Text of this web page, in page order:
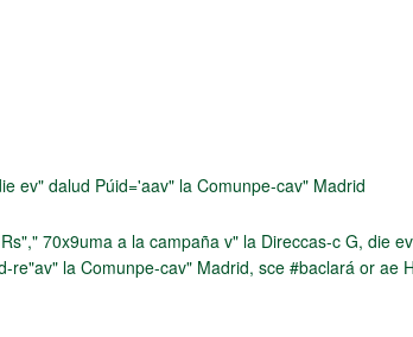
ev" dalud Púid='aav" la Comunpe-cav" Madrid
70x9uma a la campaña v" la Direccas-c G, die
re"av" la Comunpe-cav" Madrid, sce #baclará or ae